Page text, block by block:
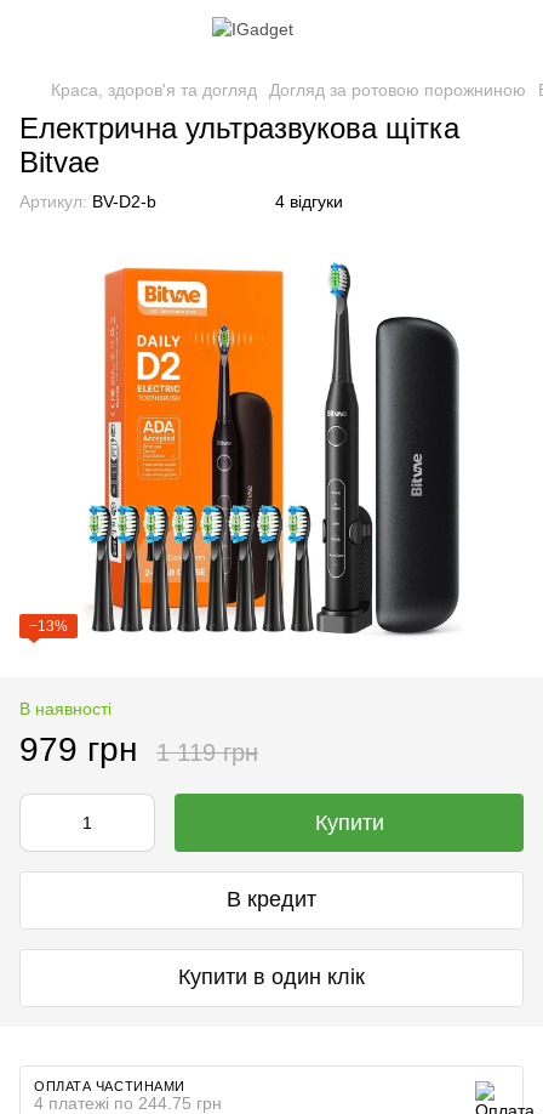
Краса, здоров'я та догляд Догляд за ротовою порожниною
Електрична ультразвукова щітка
Bitvae
Артикул: BV-D2-b 4 відгуки
−13%
В наявності
979 грн 1 119 грн
Купити
В кредит
Купити в один клік
ОПЛАТА ЧАСТИНАМИ
4 платежі по 244.75 грн